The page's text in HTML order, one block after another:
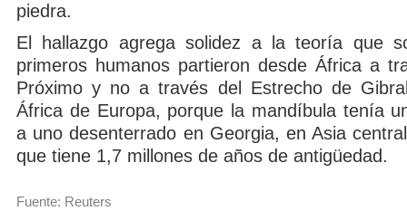
piedra.
El hallazgo agrega solidez a la teoría que
primeros humanos partieron desde África a
Próximo y no a través del Estrecho de
África de Europa, porque la mandíbula tenía
a uno desenterrado en Georgia, en Asia
que tiene 1,7 millones de años de antigüedad.
Fuente: Reuters